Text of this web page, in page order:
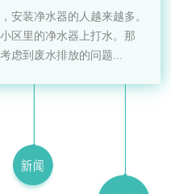
安装净水器的人越来越多。
区里的净水器上打水。那
虑到废水排放的问题...